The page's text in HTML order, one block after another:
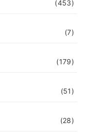
(453)
(7)
(179)
(51)
(28)